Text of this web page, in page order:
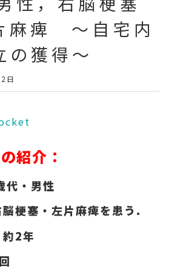
麻痺 ～自宅内
の獲得～
日
紹介：
代・男性
梗塞・左片麻痺を患う．
2年